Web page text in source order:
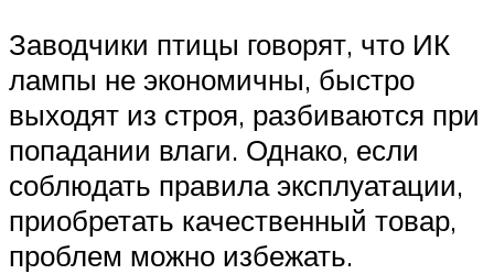
Заводчики птицы говорят, что ИК
лампы не экономичны, быстро
выходят из строя, разбиваются при
попадании влаги. Однако, если
соблюдать правила эксплуатации,
приобретать качественный товар,
проблем можно избежать.